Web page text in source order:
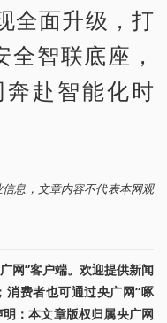
全面升级，打
智联底座，
赴智能化时
信息，文章内容不代表本网观
网”客户端。欢迎提供新闻
费者也可通过央广网“啄
：本文章版权归属央广网